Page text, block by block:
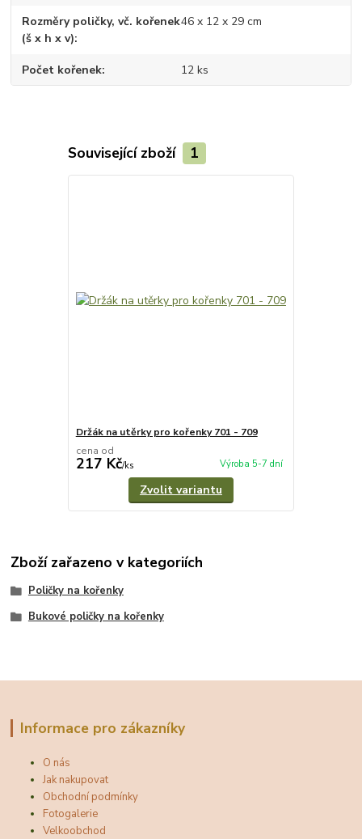
Rozměry poličky, vč. kořenek
(š x h x v)
46 x 12 x 29 cm
Počet kořenek 12 ks
Související zboží 1
Držák na utěrky pro kořenky 701 - 709
cena od
217 Kč/ks Výroba 5-7 dní
Zvolit variantu
Zboží zařazeno v kategoriích
Poličky na kořenky
Bukové poličky na kořenky
Informace pro zákazníky
O nás
Jak nakupovat
Obchodní podmínky
Fotogalerie
Velkoobchod